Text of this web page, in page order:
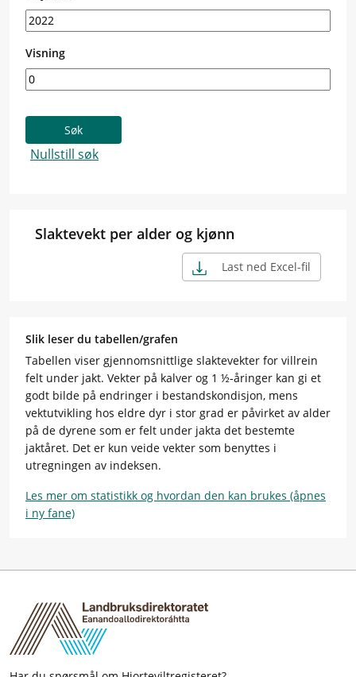
Visning
Slaktevekt per alder og kjønn
Last ned Excel-fil
Slik leser du tabellen/grafen
Tabellen viser gjennomsnittlige slaktevekter for villrein
felt under jakt. Vekter på kalver og 1 ½-åringer kan gi et
godt bilde på endringer i bestandskondisjon, mens
vektutvikling hos eldre dyr i stor grad er påvirket av alder
på de dyrene som er felt under jakta det bestemte
jaktåret. Det er kun veide vekter som benyttes i
utregningen av indeksen.
Les mer om statistikk og hvordan den kan brukes (åpnes
i ny fane)